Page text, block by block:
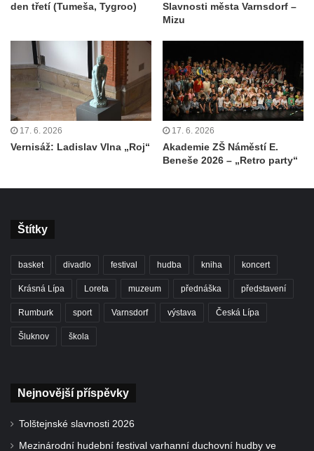
den třetí (Tumeša, Tygroo)
Slavnosti města Varnsdorf –
Mizu
17. 6. 2026
Vernisáž: Ladislav Vlna „Roj“
17. 6. 2026
Akademie ZŠ Náměstí E.
Beneše 2026 – „Retro party“
Štítky
basket divadlo festival hudba kniha koncert
Krásná Lípa Loreta muzeum přednáška představení
Rumburk sport Varnsdorf výstava Česká Lípa
Šluknov škola
Nejnovější příspěvky
Tolštejnské slavnosti 2026
Mezinárodní hudební festival varhanní duchovní hudby ve